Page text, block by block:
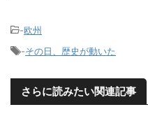
-欧州
-その日、歴史が動いた
さらに読みたい関連記事